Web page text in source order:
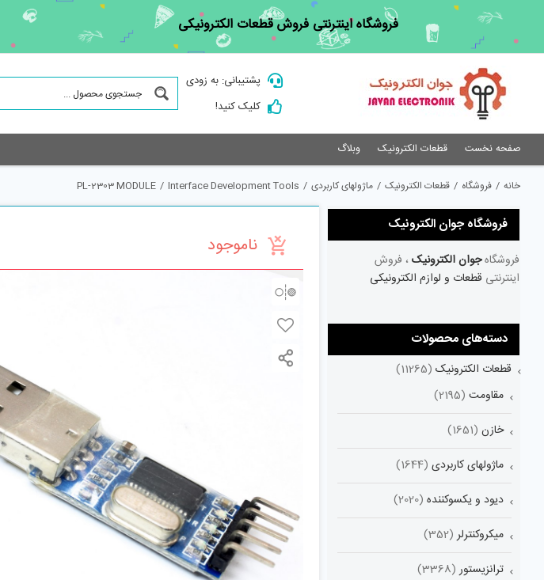
content
فروشگاه اینترنتی فروش قطعات الکترونیکی
پشتیبانی: به زودی
کلیک کنید!
صفحه نخست قطعات الکترونیک وبلاگ
خانه / فروشگاه / قطعات الکترونیک / ماژولهای کاربردی /
Interface Development Tools
/
PL-2303 MODULE
ناموجود
فروشگاه جوان الکترونیک
فروشگاهجوان الکترونیک ، فروش
اینترنتی قطعات و لوازم الکترونیکی
دسته‌های محصولات
قطعات الکترونیک (11265)
مقاومت (2195)
خازن (1651)
ماژولهای کاربردی (1644)
دیود و یکسوکننده (2020)
میکروکنترلر (352)
ترانزیستور (3368)